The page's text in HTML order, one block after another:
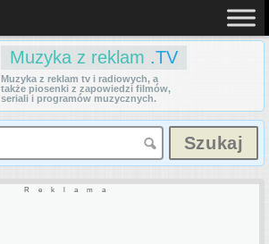
Muzyka z reklam .TV
Muzyka z reklam tv i radiowych, a
także piosenki z zapowiedzi filmów,
seriali i programów muzycznych.
Reklama